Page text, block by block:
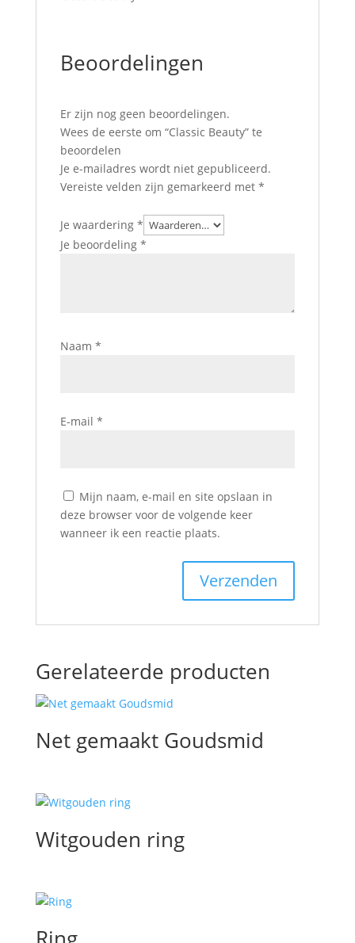
Beoordelingen
Er zijn nog geen beoordelingen.
Wees de eerste om “Classic Beauty” te
beoordelen
Je e-mailadres wordt niet gepubliceerd.
Vereiste velden zijn gemarkeerd met *
Je waardering *
Je beoordeling *
Naam *
E-mail *
Mijn naam, e-mail en site opslaan in
deze browser voor de volgende keer
wanneer ik een reactie plaats.
Gerelateerde producten
Net gemaakt Goudsmid
Witgouden ring